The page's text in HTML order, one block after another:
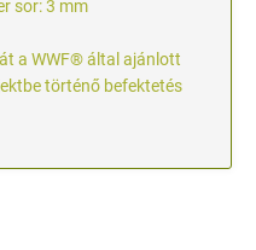
sor: 3 mm
a WWF® által ajánlott
történő befektetés